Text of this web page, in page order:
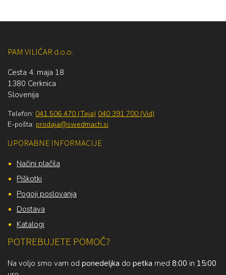
PAM VILIČAR d.o.o.
Cesta 4. maja 18
1380 Cerknica
Slovenija
Telefon: 041 506 470 (Teja) 040 391 700 (Vid)
E-pošta: prodaja@swedmach.si
UPORABNE INFORMACIJE
Načini plačila
Piškotki
Pogoji poslovanja
Dostava
Katalogi
POTREBUJETE POMOČ?
Na voljo smo vam od ponedeljka do petka med 8:00 in 15:00